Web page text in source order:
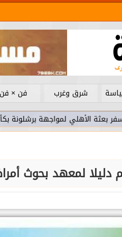
شرق وغرب فن × فن
لمواجهة برشلونة بكأس خوان
دليلا لمعهد بحوث